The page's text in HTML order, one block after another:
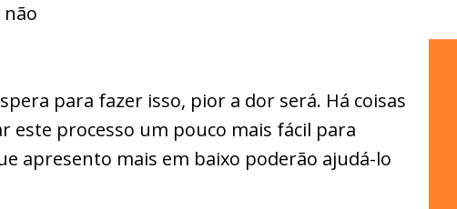
não
para fazer isso, pior a dor será. Há coisas
este processo um pouco mais fácil para
apresento mais em baixo poderão ajudá-lo